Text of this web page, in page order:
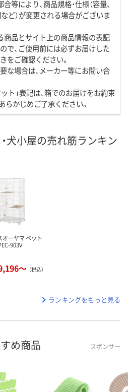
等により、商品規格・仕様（容量、
ど）が変更される場合がございま
商品とサイト上の商品情報の表記
で、ご使用前には必ずお届けした
をご確認ください。
な場合は、メーカー等にお問い合
ト」表記は、箱でのお届けをお約束
らかじめご了承ください。
犬小屋の売れ筋ランキン
オーヤマ ペット
903V
～ （税込）
ランキングをもっと見る
め商品 スポンサー